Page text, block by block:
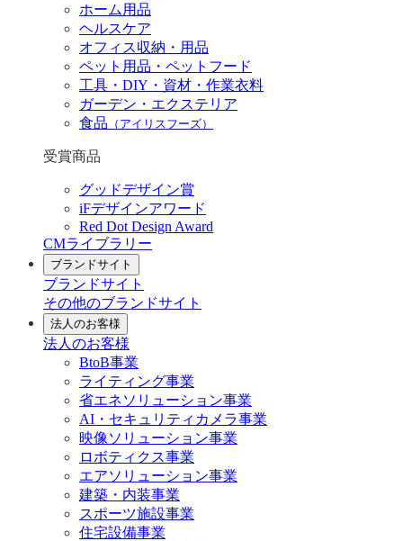
ホーム用品
ヘルスケア
オフィス収納・用品
ペット用品・ペットフード
工具・DIY・資材・作業衣料
ガーデン・エクステリア
食品 （アイリスフーズ）
受賞商品
グッドデザイン賞
iFデザインアワード
Red Dot Design Award
CMライブラリー
ブランドサイト
ブランドサイト
その他のブランドサイト
法人のお客様
法人のお客様
BtoB事業
ライティング事業
省エネソリューション事業
AI・セキュリティカメラ事業
映像ソリューション事業
ロボティクス事業
エアソリューション事業
建築・内装事業
スポーツ施設事業
住宅設備事業